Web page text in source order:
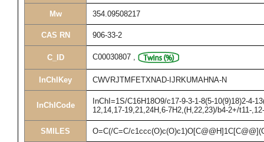
Mw 354.09508217
CAS RN 906-33-2
C_ID C00030807 ,
InChIKey CWVRJTMFETXNAD-IJRKUMAHNA-N
InChICode
InChI=1S/C16H18O9/c17-9-3-1-8(5-10(9)18)2-4-
12,14,17-19,21,24H,6-7H2,(H,22,23)/b4-2+/t11-
SMILES O=C(/C=C/